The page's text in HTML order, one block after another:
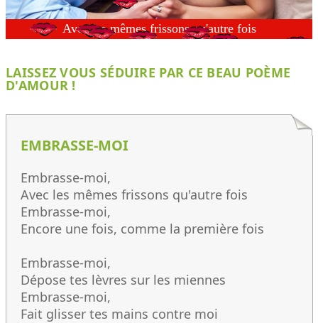
LAISSEZ VOUS SÉDUIRE PAR CE BEAU POÈME
D'AMOUR !
EMBRASSE-MOI
Embrasse-moi,
Avec les mêmes frissons qu'autre fois
Embrasse-moi,
Encore une fois, comme la première fois
Embrasse-moi,
Dépose tes lèvres sur les miennes
Embrasse-moi,
Fait glisser tes mains contre moi